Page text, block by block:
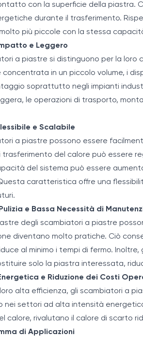
con la superficie della piastra.
durante il trasferimento.
più piccole con la stessa
e Leggero
a piastre si distinguono per la
concentrata in un piccolo volume, i
soprattutto negli impianti
le operazioni di trasporto,
e Scalabile
a piastre possono essere
del calore può essere
del sistema può essere
caratteristica offre una
e Bassa Necessità di
degli scambiatori a piastre
diventano molto pratiche. Ciò
al minimo i tempi di fermo.
solo la piastra interessata,
e Riduzione dei Costi
alta efficienza, gli scambiatori a
settori ad alta intensità energetica
calore, rivalutano il calore di scarto
di Applicazioni